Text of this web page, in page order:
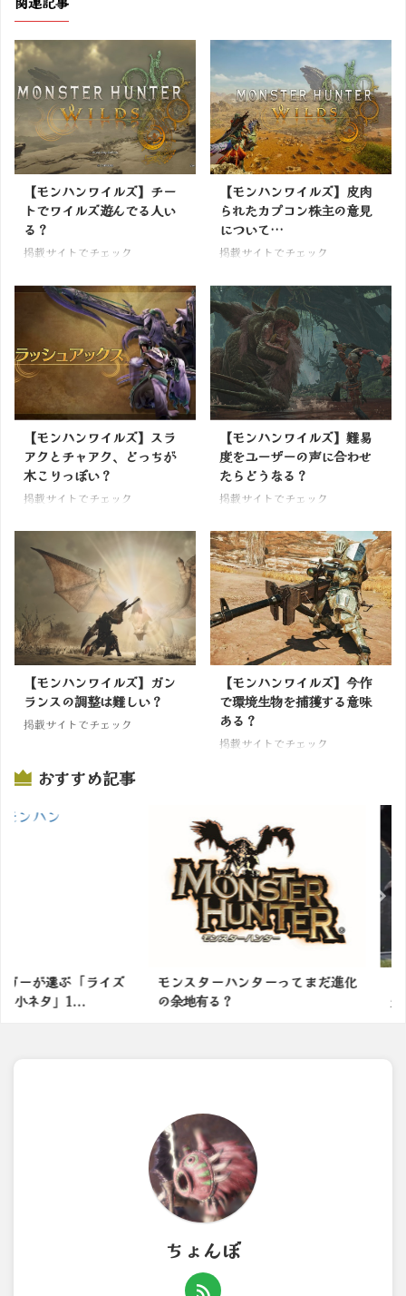
【モンハンワイルズ】チー
トでワイルズ遊んでる人い
る？
掲載サイトでチェック
【モンハンワイルズ】皮肉
られたカプコン株主の意見
について…
掲載サイトでチェック
【モンハンワイルズ】スラ
アクとチャアク、どっちが
木こりっぽい？
掲載サイトでチェック
【モンハンワイルズ】難易
度をユーザーの声に合わせ
たらどうなる？
掲載サイトでチェック
【モンハンワイルズ】ガン
ランスの調整は難しい？
掲載サイトでチェック
【モンハンワイルズ】今作
で環境生物を捕獲する意味
ある？
掲載サイトでチェック
おすすめ記事
「ライズ
1...
モンスターハンターってまだ進化
の余地有る？
【サンブ
火力があ
ちょんぼ